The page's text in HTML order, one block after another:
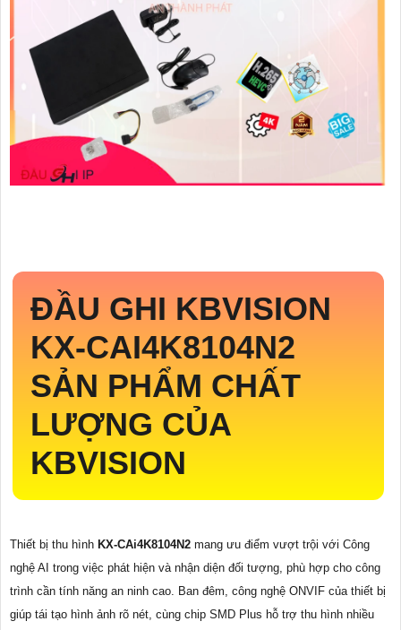
ĐẦU GHI KBVISION
KX-CAI4K8104N2
SẢN PHẨM CHẤT
LƯỢNG CỦA
KBVISION
Thiết bị thu hình KX-CAi4K8104N2 mang ưu điểm vượt trội với Công
nghệ AI trong việc phát hiện và nhận diện đối tượng, phù hợp cho công
trình cần tính năng an ninh cao. Ban đêm, công nghệ ONVIF của thiết bị
giúp tái tạo hình ảnh rõ nét, cùng chip SMD Plus hỗ trợ thu hình nhiều